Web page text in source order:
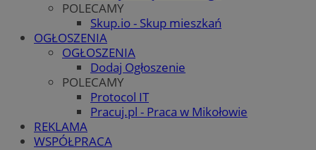
POLECAMY
Skup.io - Skup mieszkań
OGŁOSZENIA
OGŁOSZENIA
Dodaj Ogłoszenie
POLECAMY
Protocol IT
Pracuj.pl - Praca w Mikołowie
REKLAMA
WSPÓŁPRACA